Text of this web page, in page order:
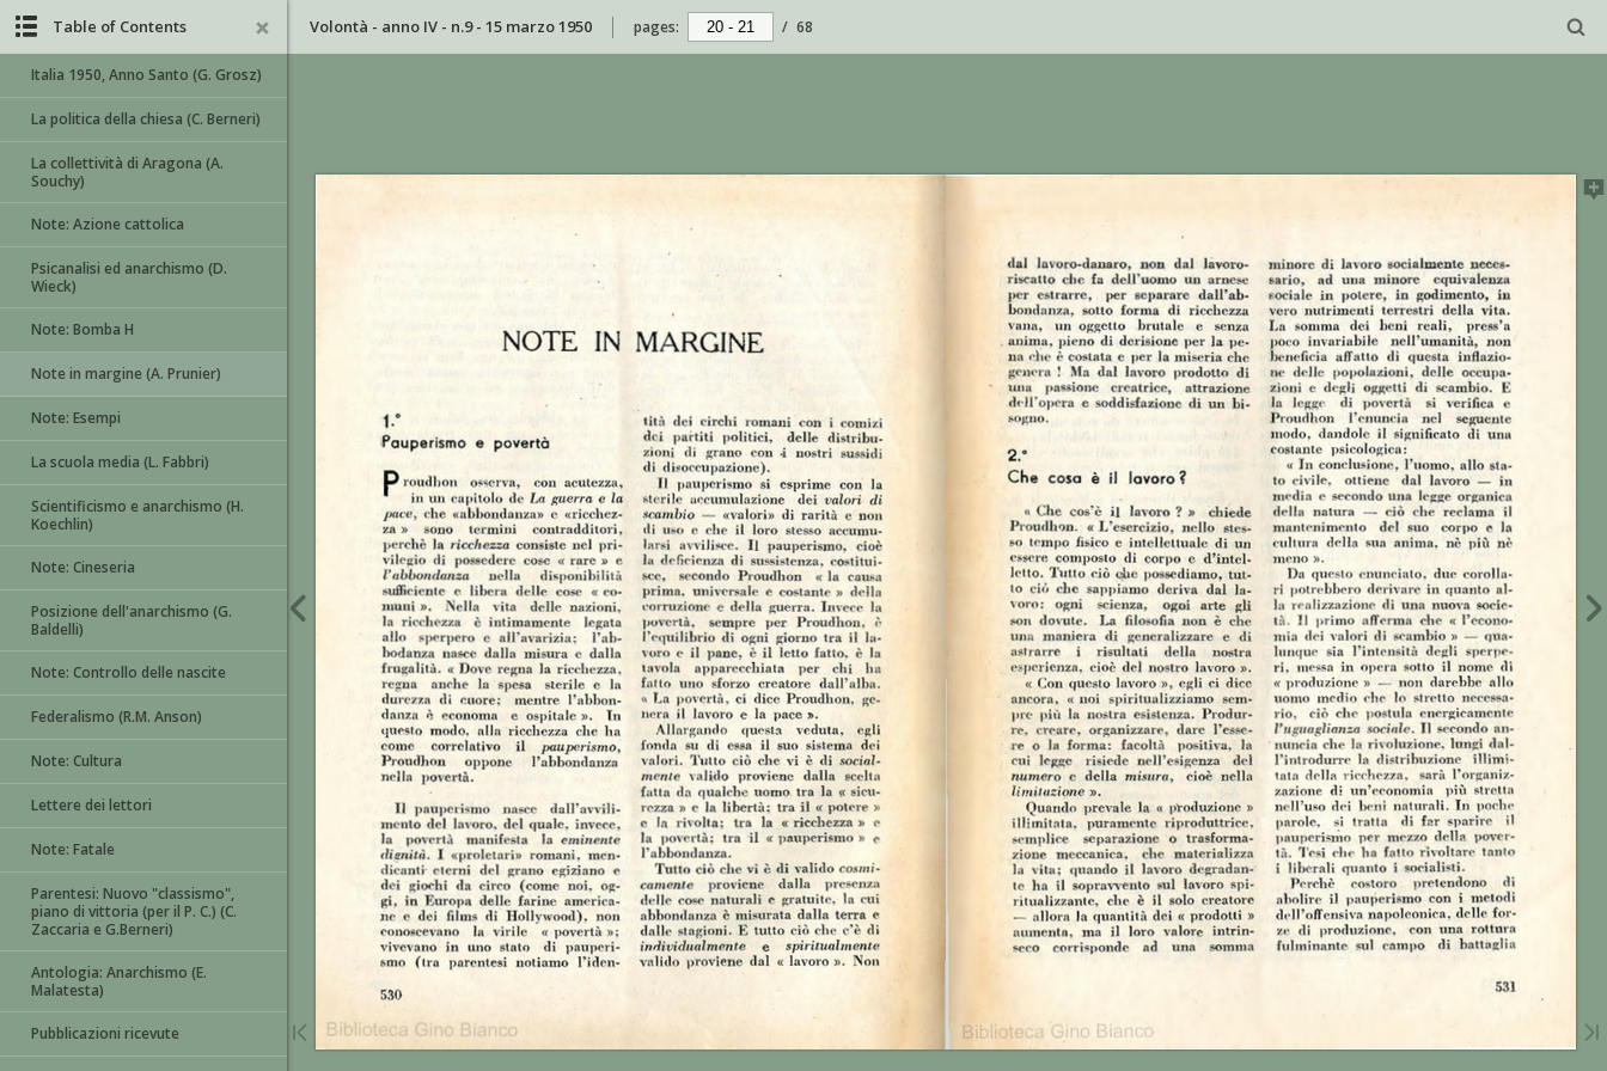
Volontà - anno IV - n.9 - 15 marzo 1950 pages: / 68
Table of Contents
Italia 1950, Anno Santo (G. Grosz)
La politica della chiesa (C. Berneri)
La collettività di Aragona (A.
Souchy)
Note: Azione cattolica
Psicanalisi ed anarchismo (D.
Wieck)
Note: Bomba H
Note in margine (A. Prunier)
Note: Esempi
La scuola media (L. Fabbri)
Scientificismo e anarchismo (H.
Koechlin)
Note: Cineseria
Posizione dell'anarchismo (G.
Baldelli)
Note: Controllo delle nascite
Federalismo (R.M. Anson)
Note: Cultura
Lettere dei lettori
Note: Fatale
Parentesi: Nuovo "classismo",
piano di vittoria (per il P. C.) (C.
Zaccaria e G.Berneri)
Antologia: Anarchismo (E.
Malatesta)
Pubblicazioni ricevute